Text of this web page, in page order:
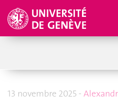
13 novembre 2025 -